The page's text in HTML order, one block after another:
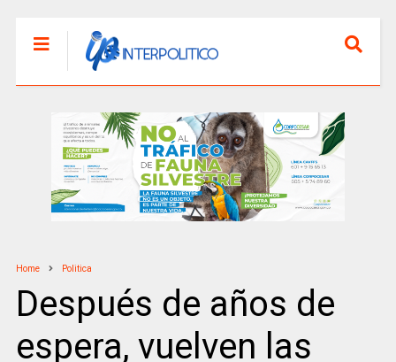
Home Politica
Después de años de
espera, vuelven las